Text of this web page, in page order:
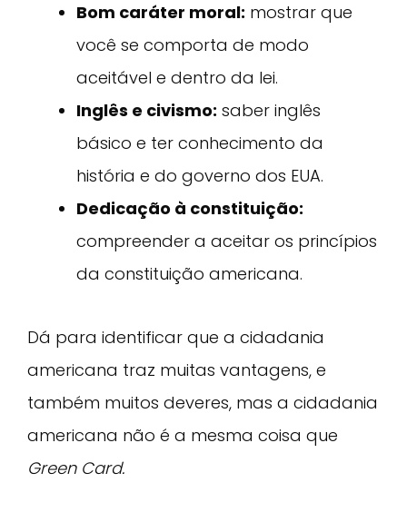
Bom caráter moral: mostrar que
você se comporta de modo
aceitável e dentro da lei.
Inglês e civismo: saber inglês
básico e ter conhecimento da
história e do governo dos EUA.
Dedicação à constituição:
compreender a aceitar os princípios
da constituição americana.
Dá para identificar que a cidadania
americana traz muitas vantagens, e
também muitos deveres, mas a cidadania
americana não é a mesma coisa que
Green Card.